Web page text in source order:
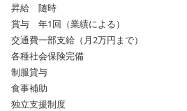
昇給 随時
賞与 年1回（業績による）
交通費一部支給（月2万円まで）
各種社会保険完備
制服貸与
食事補助
独立支援制度